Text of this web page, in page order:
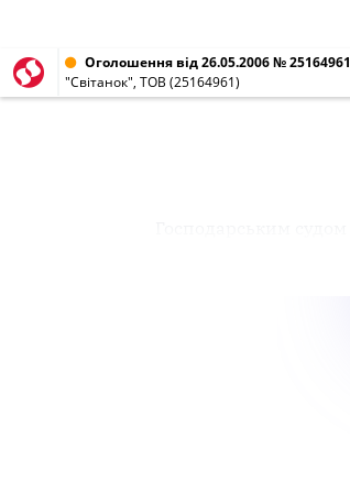
Оголошення від 26.05.2006 № 25164961
"Світанок", ТОВ (25164961)